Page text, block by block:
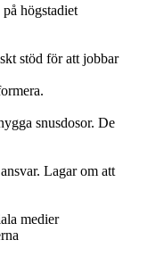
högstadiet
stöd för att jobbar
snusdosor. De
Lagar om att
medier